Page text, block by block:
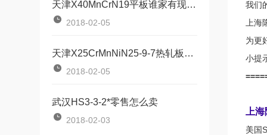
天津X40MnCrN19平板谁家有现货销售
2018-02-05
天津X25CrMnNiN25-9-7热轧板国内内又叫啥材料↑
2018-02-05
武汉HS3-3-2*零售怎么卖
2018-02-03
我们
上
为更
小提
上
美国